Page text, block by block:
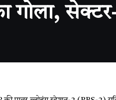
गोला,